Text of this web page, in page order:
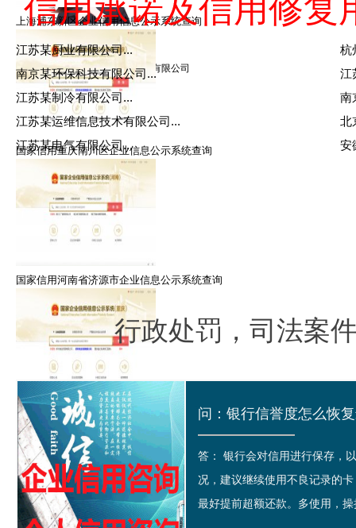
擅长：信用修复，信用管理
就职：北京众智众德企业管理有限公司
上海浦东新区企业信用信息公示系统查询
国家信用重庆南川区企业信息公示系统查询
国家信用河南省济源市企业信息公示系统查询
国家信用重庆江津区企业信息公示系统查询
信用承诺及信用修复
江苏某厨业有限公司...
杭
南京某环保科技有限公司...
江
江苏某制冷有限公司...
南
江苏某运维信息技术有限公司...
北
江苏某电气有限公司...
安
行政处罚，司法案
问：银行信誉度怎么恢
答： 银行会对信用进行保存，
况，建议继续使用不良记录的
最好提前超额还款。多使用，